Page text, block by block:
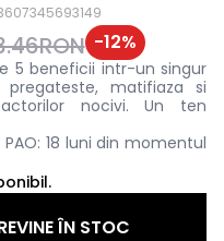
-12%
5 beneficii intr-un singur
pregateste, matifiaza si
nocivi. Un ten
18 luni din momentul
ÎN STOC